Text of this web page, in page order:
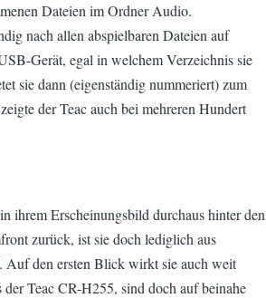
Dateien im Ordner Audio.
nach allen abspielbaren Dateien auf
Gerät, egal in welchem Verzeichnis sie
sie dann (eigenständig nummeriert) zum
der Teac auch bei mehreren Hundert
ihrem Erscheinungsbild durchaus hinter den
zurück, ist sie doch lediglich aus
den ersten Blick wirkt sie auch weit
Teac CR-H255, sind doch auf beinahe